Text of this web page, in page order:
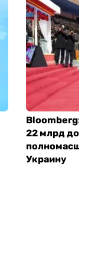
Bloomberg:
22 млрд
Украину